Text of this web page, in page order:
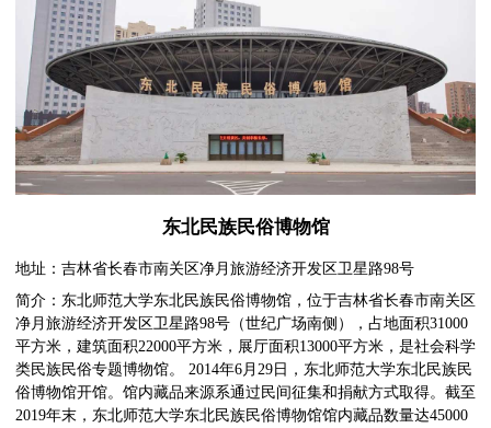
东北民族民俗博物馆
地址：吉林省长春市南关区净月旅游经济开发区卫星路98号
简介：东北师范大学东北民族民俗博物馆，位于吉林省长春市南关区
净月旅游经济开发区卫星路98号（世纪广场南侧），占地面积31000
平方米，建筑面积22000平方米，展厅面积13000平方米，是社会科学
类民族民俗专题博物馆。 2014年6月29日，东北师范大学东北民族民
俗博物馆开馆。馆内藏品来源系通过民间征集和捐献方式取得。截至
2019年末，东北师范大学东北民族民俗博物馆馆内藏品数量达45000